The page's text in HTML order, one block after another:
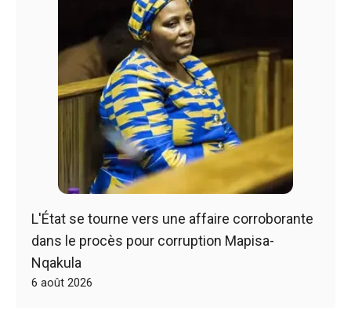
L'État se tourne vers une affaire corroborante
dans le procès pour corruption Mapisa-
Nqakula
6 août 2026